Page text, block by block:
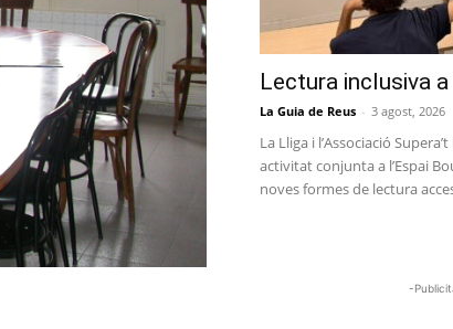
Lectura inclusiva a
La Guia de Reus - 3 agost, 2026
La Lliga i l’Associació
activitat conjunta a l’Espai
noves formes de lectura
-